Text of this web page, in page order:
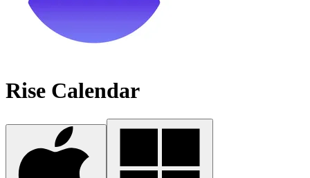
Rise Calendar